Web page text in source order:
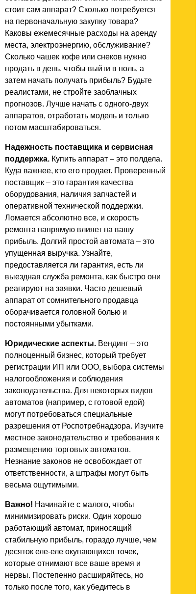
стоит сам аппарат? Сколько потребуется
на первоначальную закупку товара?
Каковы ежемесячные расходы на аренду
места, электроэнергию, обслуживание?
Сколько чашек кофе или снеков нужно
продать в день, чтобы выйти в ноль, а
затем начать получать прибыль? Будьте
реалистами, не стройте заоблачных
прогнозов. Лучше начать с одного-двух
аппаратов, отработать модель и только
потом масштабироваться.
Надежность поставщика и сервисная
поддержка. Купить аппарат – это полдела.
Куда важнее, кто его продает. Проверенный
поставщик – это гарантия качества
оборудования, наличия запчастей и
оперативной технической поддержки.
Ломается абсолютно все, и скорость
ремонта напрямую влияет на вашу
прибыль. Долгий простой автомата – это
упущенная выручка. Узнайте,
предоставляется ли гарантия, есть ли
выездная служба ремонта, как быстро они
реагируют на заявки. Часто дешевый
аппарат от сомнительного продавца
оборачивается головной болью и
постоянными убытками.
Юридические аспекты. Вендинг – это
полноценный бизнес, который требует
регистрации ИП или ООО, выбора системы
налогообложения и соблюдения
законодательства. Для некоторых видов
автоматов (например, с готовой едой)
могут потребоваться специальные
разрешения от Роспотребнадзора. Изучите
местное законодательство и требования к
размещению торговых автоматов.
Незнание законов не освобождает от
ответственности, а штрафы могут быть
весьма ощутимыми.
Важно! Начинайте с малого, чтобы
минимизировать риски. Один хорошо
работающий автомат, приносящий
стабильную прибыль, гораздо лучше, чем
десяток еле-еле окупающихся точек,
которые отнимают все ваше время и
нервы. Постепенно расширяйтесь, но
только после того, как убедитесь в